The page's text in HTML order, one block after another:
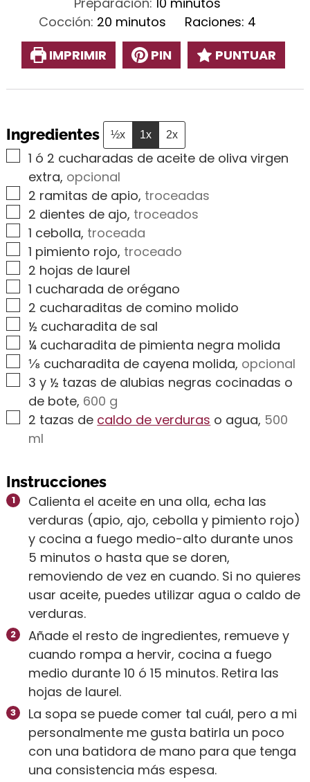
Cocción: 20 minutos
minutos Raciones: 4
IMPRIMIR
PIN PUNTUAR
Ingredientes ½x 1x 2x
▢1 ó 2 cucharadas de aceite de oliva virgen
extra, opcional
▢
2 ramitas de apio, troceadas
▢
2 dientes de ajo, troceados
▢1 cebolla, troceada
▢1 pimiento rojo, troceado
▢
2 hojas de laurel
▢1 cucharada de orégano
▢
2 cucharaditas de comino molido
▢
½ cucharadita de sal
▢
¼ cucharadita de pimienta negra molida
▢
⅛ cucharadita de cayena molida, opcional
▢
3 y ½ tazas de alubias negras cocinadas o
de bote, 600 g
▢
2 tazas de caldo de verduras o agua, 500
ml
Instrucciones
Calienta el aceite en una olla, echa las
verduras (apio, ajo, cebolla y pimiento rojo)
y cocina a fuego medio-alto durante unos
5 minutos o hasta que se doren,
removiendo de vez en cuando. Si no quieres
usar aceite, puedes utilizar agua o caldo de
verduras.
Añade el resto de ingredientes, remueve y
cuando rompa a hervir, cocina a fuego
medio durante 10 ó 15 minutos. Retira las
hojas de laurel.
La sopa se puede comer tal cuál, pero a mi
personalmente me gusta batirla un poco
con una batidora de mano para que tenga
una consistencia más espesa.